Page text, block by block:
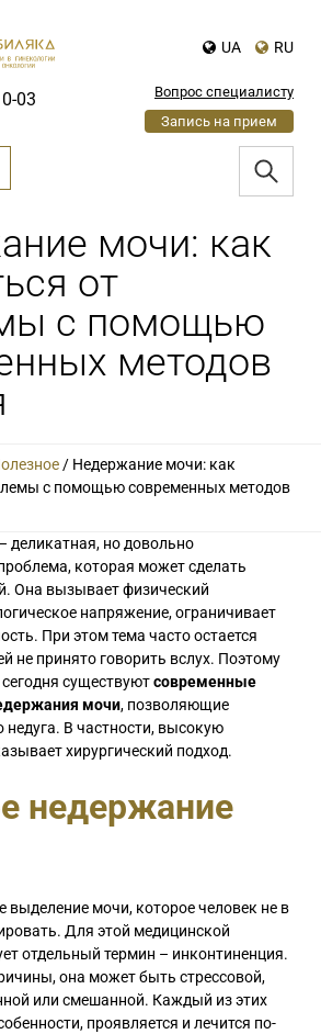
UA RU
03
Вопрос специалисту
Запись на прием
мочи: как
от
с помощью
методов
/ Недержание мочи: как
с помощью современных методов
– деликатная, но довольно
которая может сделать
Она вызывает физический
напряжение, ограничивает
При этом тема часто остается
не принято говорить вслух. Поэтому
существуютсовременные
мочи, позволяющие
недуга. В частности, высокую
хирургический подход.
недержание
выделение мочи, которое человек не в
Для этой медицинской
отдельный термин – инконтиненция.
она может быть стрессовой,
или смешанной. Каждый из этих
проявляется и лечится по-